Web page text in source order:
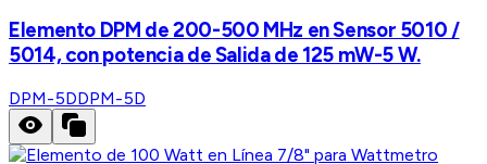
Elemento DPM de 200-500 MHz en Sensor 5010 /
5014, con potencia de Salida de 125 mW-5 W.
DPM-5DDPM-5D